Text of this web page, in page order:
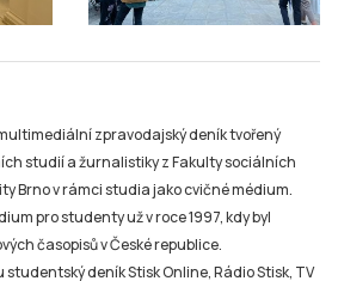
zpravodajský deník tvořený
Brno v rámci studia jako cvičné médium.
pro studenty už v roce 1997, kdy byl
časopisů v České republice.
deník Stisk Online, Rádio Stisk, TV
dalších žurnalistických kurzů (s přesahem
dílny je simulace redakčního